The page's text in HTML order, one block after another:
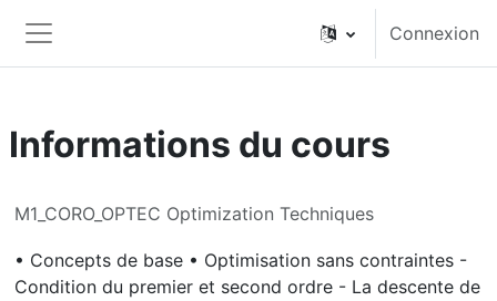
Panneau latéral
Connexion
Informations du cours
M1_CORO_OPTEC Optimization Techniques
• Concepts de base • Optimisation sans contraintes -
Condition du premier et second ordre - La descente de